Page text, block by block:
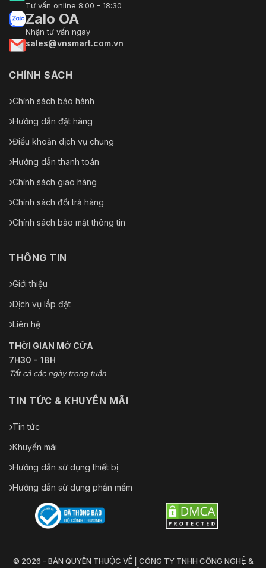
Tư vấn online 8:00 - 18:30
Zalo OA
Nhận tư vấn ngay
sales@vnsmart.com.vn
CHÍNH SÁCH
Chính sách bảo hành
Hướng dẫn đặt hàng
Điều khoản dịch vụ chung
Hướng dẫn thanh toán
Chính sách giao hàng
Chính sách đổi trả hàng
Chính sách bảo mật thông tin
THÔNG TIN
Giới thiệu
Dịch vụ lắp đặt
Liên hệ
THỜI GIAN MỞ CỬA
7H30 - 18H
Tất cả các ngày trong tuần
TIN TỨC & KHUYẾN MÃI
Tin tức
Khuyến mãi
Hướng dẫn sử dụng thiết bị
Hướng dẫn sử dụng phần mềm
© 2026 - BẢN QUYỀN THUỘC VỀ | CÔNG TY TNHH CÔNG NGHỆ &